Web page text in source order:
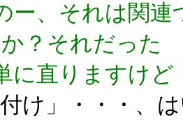
、それは関連
？それだった
に直りますけど
付け」・・・、